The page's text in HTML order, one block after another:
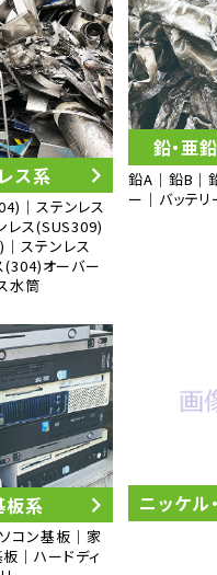
ス系
｜ステンレス
レス(SUS309)
ステンレス
(304)オーバー
水筒
鉛・亜
鉛A｜鉛B｜
ー｜バッテリ
板系
コン基板｜家
｜ハードディ
ニッケル